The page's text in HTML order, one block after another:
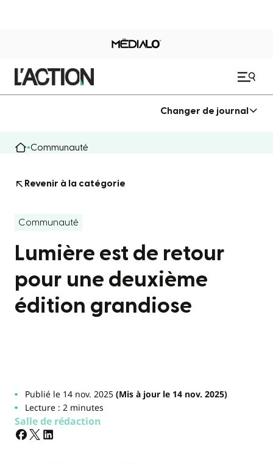
Changer de journal
Communauté
Revenir à la catégorie
Communauté
Lumière est de retour
pour une deuxième
édition grandiose
Publié le 14 nov. 2025(Mis à jour le 14 nov. 2025)
Lecture : 2 minutes
Salle de rédaction